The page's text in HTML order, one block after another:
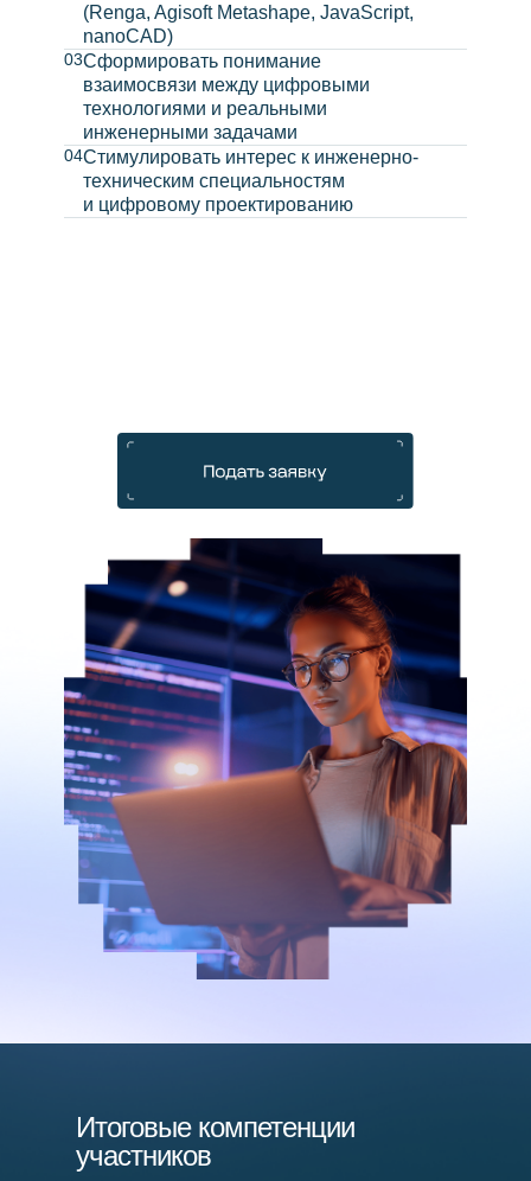
(Renga, Agisoft Metashape, JavaScript,
nanoCAD)
03Сформировать понимание
взаимосвязи между цифровыми
технологиями и реальными
инженерными задачами
04Стимулировать интерес к инженерно-
техническим специальностям
и цифровому проектированию
Итоговые компетенции
участников